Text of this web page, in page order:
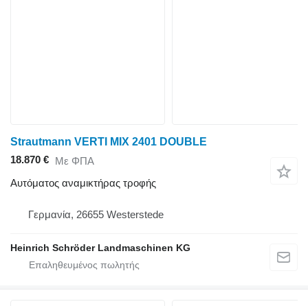
Strautmann VERTI MIX 2401 DOUBLE
18.870 € Με ΦΠΑ
Αυτόματος αναμικτήρας τροφής
Γερμανία, 26655 Westerstede
Heinrich Schröder Landmaschinen KG